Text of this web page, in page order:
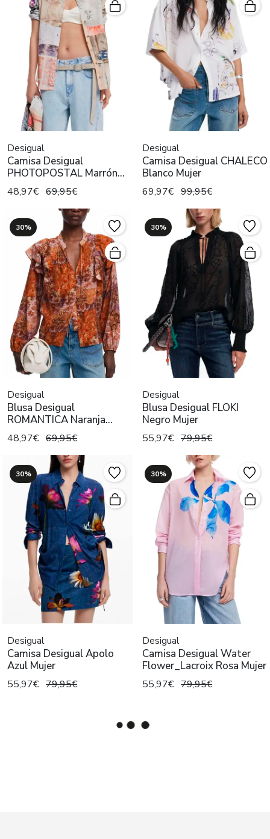
Desigual
Camisa Desigual
PHOTOPOSTAL Marrón
Mujer
48,97€ 69,95€
Desigual
Camisa Desigual CHALECO
Blanco Mujer
69,97€ 99,95€
30%
Desigual
Blusa Desigual
ROMANTICA Naranja
Mujer
48,97€ 69,95€
30%
Desigual
Blusa Desigual FLOKI
Negro Mujer
55,97€ 79,95€
30%
Desigual
Camisa Desigual Apolo
Azul Mujer
55,97€ 79,95€
30%
Desigual
Camisa Desigual Water
Flower_Lacroix Rosa Mujer
55,97€ 79,95€